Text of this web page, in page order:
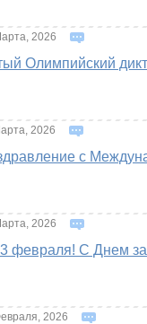
2026
Олимпийский
2026
с
2026
февраля! С Днем
2026